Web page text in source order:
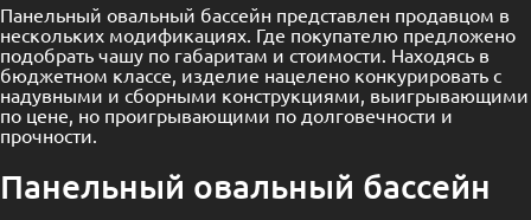
Панельный овальный бассейн представлен продавцом в
нескольких модификациях. Где покупателю предложено
подобрать чашу по габаритам и стоимости. Находясь в
бюджетном классе, изделие нацелено конкурировать с
надувными и сборными конструкциями, выигрывающими
по цене, но проигрывающими по долговечности и
прочности.
Панельный овальный бассейн